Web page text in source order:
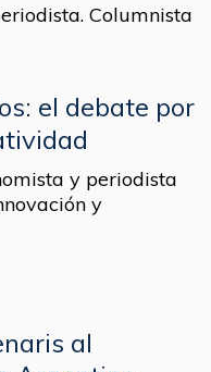
Columnista
el debate por
y periodista
y
al